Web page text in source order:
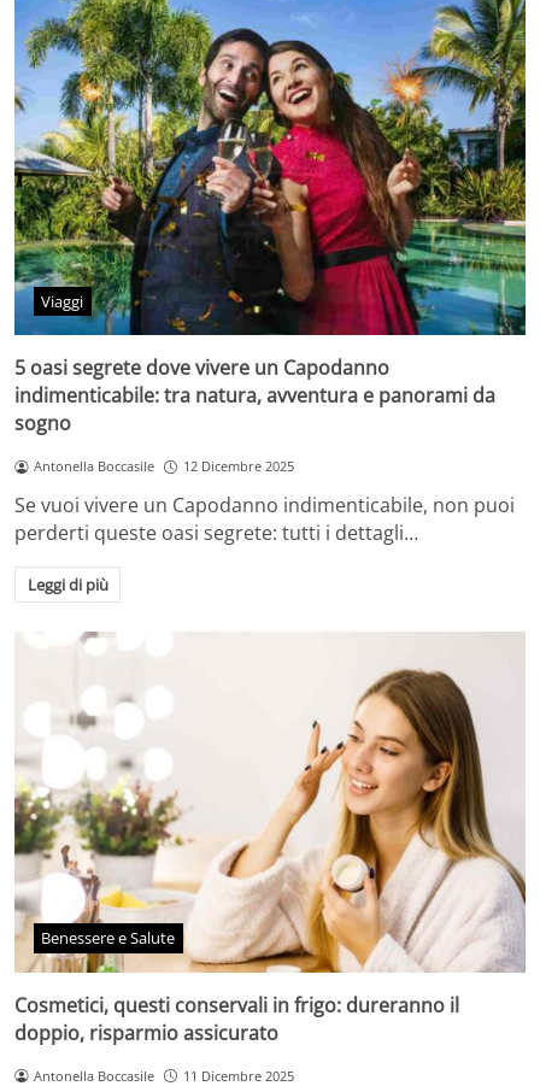
Viaggi
5 oasi segrete dove vivere un Capodanno
indimenticabile: tra natura, avventura e panorami da
sogno
Antonella Boccasile 12 Dicembre 2025
Se vuoi vivere un Capodanno indimenticabile, non puoi
perderti queste oasi segrete: tutti i dettagli…
Leggi di più
Benessere e Salute
Cosmetici, questi conservali in frigo: dureranno il
doppio, risparmio assicurato
Antonella Boccasile 11 Dicembre 2025